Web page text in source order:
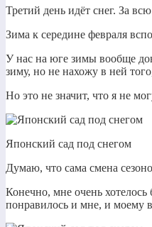
Третий день идёт снег. За
Зима к середине февраля
У нас на юге зимы вообще
зиму, но не нахожу в ней
Но это не значит, что я не
Японский сад под снегом
Думаю, что сама смена
Конечно, мне очень
понравилось и мне, и моему